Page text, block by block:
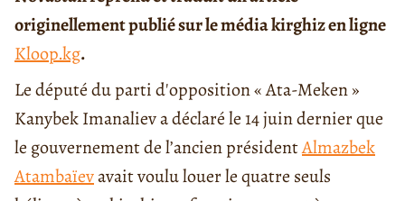
originellement publié sur le média kirghiz en ligne
Kloop.kg.
Le député du parti d'opposition « Ata-Meken »
Kanybek Imanaliev a déclaré le 14 juin dernier que
le gouvernement de l’ancien présidentAlmazbek
Atambaïevavait voulu louer le quatre seuls